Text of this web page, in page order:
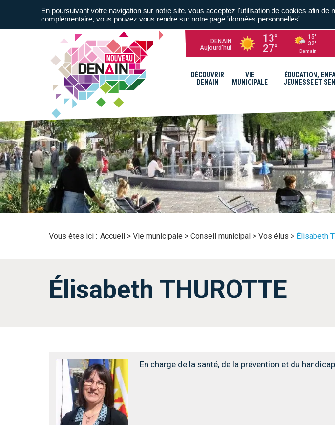
DENAIN
Aujourd'hui
13°
27°
15°
32°
Demain
DÉCOUVRIR
DENAIN
VIE
MUNICIPALE
ÉDUCATION,
JEUNESSE ET
Vous êtes ici : Accueil > Vie municipale > Conseil municipal > Vos élus > Élisabeth
Élisabeth THUROTTE
En charge de la santé, de la prévention et du
En poursuivant votre navigation sur notre site, vous acceptez l'utilisation de cookies afin
complémentaire, vous pouvez vous rendre sur notre page 'données personnelles'.